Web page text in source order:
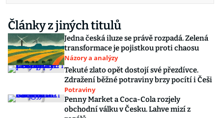
Články z jiných titulů
Jedna česká iluze se právě rozpadá. Zelená
transformace je pojistkou proti chaosu
Názory a analýzy
Tekuté zlato opět dostojí své přezdívce.
Zdražení běžné potraviny brzy pocítí i Češi
Potraviny
Penny Market a Coca-Cola rozjely
obchodní válku v Česku. Lahve mizí z